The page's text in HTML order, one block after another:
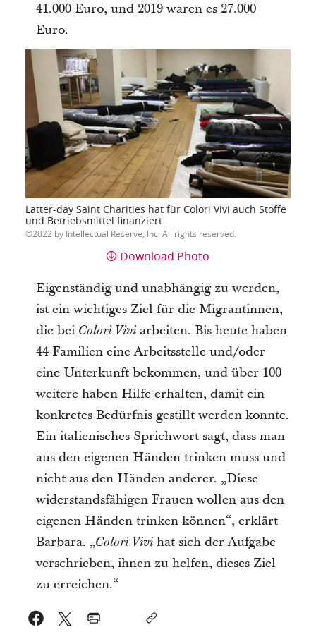
41.000 Euro, und 2019 waren es 27.000
Euro.
Latter-day Saint Charities hat für Colori Vivi auch Stoffe
und Betriebsmittel finanziert
2022 by Intellectual Reserve, Inc. All rights reserved.
Download Photo
Eigenständig und unabhängig zu werden,
ist ein wichtiges Ziel für die Migrantinnen,
die bei Colori Viviarbeiten. Bis heute haben
44 Familien eine Arbeitsstelle und/oder
eine Unterkunft bekommen, und über 100
weitere haben Hilfe erhalten, damit ein
konkretes Bedürfnis gestillt werden konnte.
Ein italienisches Sprichwort sagt, dass man
aus den eigenen Händen trinken muss und
nicht aus den Händen anderer. „Diese
widerstandsfähigen Frauen wollen aus den
eigenen Händen trinken können“, erklärt
Barbara. „Colori Vivihat sich der Aufgabe
verschrieben, ihnen zu helfen, dieses Ziel
zu erreichen.“